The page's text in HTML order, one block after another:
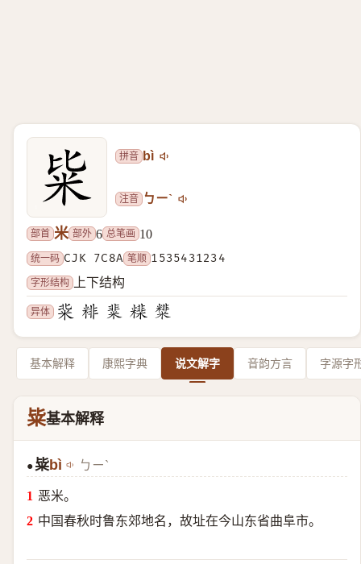
拼音 bì
注音 ㄅㄧˋ
部首 米 部外 6 总笔画 10
统一码 CJK 7C8A 笔顺 1535431234
字形结构
上下结构
异体
基本解释 康熙字典 说文解字 音韵方言 字源字
粊基本解释
●粊bì ㄅㄧˋ
恶米。
中国春秋时鲁东郊地名，故址在今山东省曲阜市。